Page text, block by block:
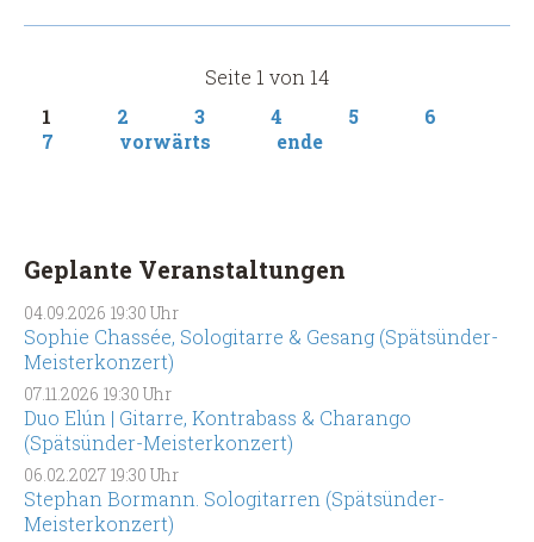
Meisterkonzert)
Seite 1 von 14
1
2 3 4 5
6
7
vorwärts ende
Geplante Veranstaltungen
04.09.2026 19:30 Uhr
Sophie Chassée, Sologitarre & Gesang (Spätsünder-
Meisterkonzert)
07.11.2026 19:30 Uhr
Duo Elún | Gitarre, Kontrabass & Charango
(Spätsünder-Meisterkonzert)
06.02.2027 19:30 Uhr
Stephan Bormann. Sologitarren (Spätsünder-
Meisterkonzert)